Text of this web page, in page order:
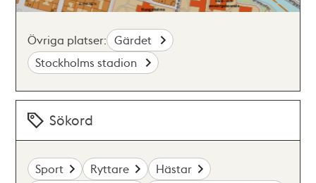
Övriga platser: Gärdet
Stockholms stadion
Sökord
Sport Ryttare
Hästar